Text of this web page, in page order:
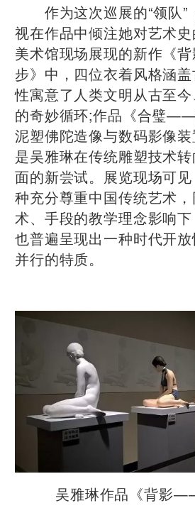
作为这次巡展的“领队”
视在作品中倾注她对艺术
美术馆现场展现的新作《
步》中，四位衣着风格涵
性寓意了人类文明从古至
的奇妙循环;作品《合璧
泥塑佛陀造像与数码影像
是吴雅琳在传统雕塑技术
面的新尝试。展览现场可
种充分尊重中国传统艺术
术、手段的教学理念影响
也普遍呈现出一种时代开
并行的特质。
吴雅琳作品《背影——